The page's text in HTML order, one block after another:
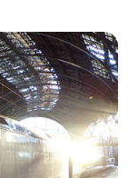
de notre